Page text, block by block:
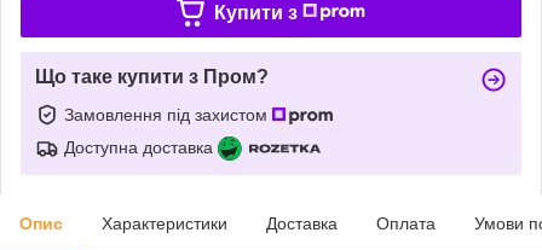
Купити з
Що таке купити з Пром?
Замовлення під захистом
Доступна доставка
Опис Характеристики Доставка Оплата Умови